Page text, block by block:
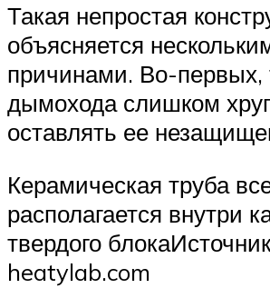
Такая непростая
объясняется
причинами. Во-первых,
дымохода слишком
оставлять ее
Керамическая труба
располагается внутри
твердого блокаИсточник
heatylab.com